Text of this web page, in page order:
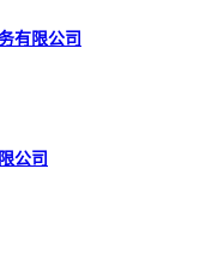
有限公司
公司